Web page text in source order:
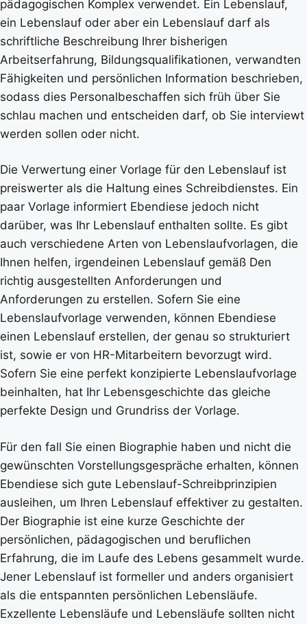
pädagogischen Komplex verwendet. Ein Lebenslauf,
ein Lebenslauf oder aber ein Lebenslauf darf als
schriftliche Beschreibung Ihrer bisherigen
Arbeitserfahrung, Bildungsqualifikationen, verwandten
Fähigkeiten und persönlichen Information beschrieben,
sodass dies Personalbeschaffen sich früh über Sie
schlau machen und entscheiden darf, ob Sie interviewt
werden sollen oder nicht.
Die Verwertung einer Vorlage für den Lebenslauf ist
preiswerter als die Haltung eines Schreibdienstes. Ein
paar Vorlage informiert Ebendiese jedoch nicht
darüber, was Ihr Lebenslauf enthalten sollte. Es gibt
auch verschiedene Arten von Lebenslaufvorlagen, die
Ihnen helfen, irgendeinen Lebenslauf gemäß Den
richtig ausgestellten Anforderungen und
Anforderungen zu erstellen. Sofern Sie eine
Lebenslaufvorlage verwenden, können Ebendiese
einen Lebenslauf erstellen, der genau so strukturiert
ist, sowie er von HR-Mitarbeitern bevorzugt wird.
Sofern Sie eine perfekt konzipierte Lebenslaufvorlage
beinhalten, hat Ihr Lebensgeschichte das gleiche
perfekte Design und Grundriss der Vorlage.
Für den fall Sie einen Biographie haben und nicht die
gewünschten Vorstellungsgespräche erhalten, können
Ebendiese sich gute Lebenslauf-Schreibprinzipien
ausleihen, um Ihren Lebenslauf effektiver zu gestalten.
Der Biographie ist eine kurze Geschichte der
persönlichen, pädagogischen und beruflichen
Erfahrung, die im Laufe des Lebens gesammelt wurde.
Jener Lebenslauf ist formeller und anders organisiert
als die entspannten persönlichen Lebensläufe.
Exzellente Lebensläufe und Lebensläufe sollten nicht